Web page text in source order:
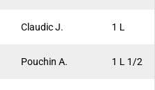
Claudic J. 1 L
Pouchin A. 1 L 1/2